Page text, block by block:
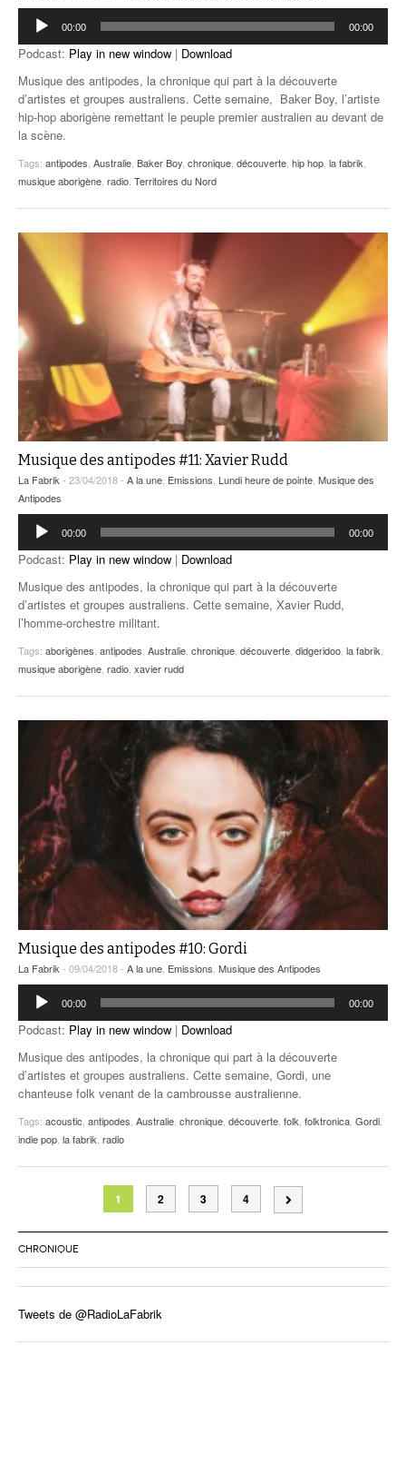
Lecteur
audio
00:00 00:00
Podcast: Play in new window | Download
Musique des antipodes, la chronique qui part à la découverte
d’artistes et groupes australiens. Cette semaine, Baker Boy, l’artiste
hip-hop aborigène remettant le peuple premier australien au devant de
la scène.
Tags: antipodes Australie Baker Boy chronique découverte hip hop la fabrik
musique aborigène radio Territoires du Nord
Musique des antipodes #11: Xavier Rudd
La Fabrik- 23/04/2018 - A la une, Emissions, Lundi heure de pointe, Musique des
Antipodes
Lecteur
audio
00:00 00:00
Podcast: Play in new window | Download
Musique des antipodes, la chronique qui part à la découverte
d’artistes et groupes australiens. Cette semaine, Xavier Rudd,
l’homme-orchestre militant.
Tags: aborigènes, antipodes, Australie, chronique, découverte, didgeridoo, la fabrik,
musique aborigène, radio, xavier rudd
Musique des antipodes #10: Gordi
La Fabrik - 09/04/2018 - A la une Emissions Musique des Antipodes
Lecteur
audio
00:00 00:00
Podcast: Play in new window | Download
Musique des antipodes, la chronique qui part à la découverte
d’artistes et groupes australiens. Cette semaine, Gordi, une
chanteuse folk venant de la cambrousse australienne.
Tags: acoustic antipodes Australie chronique découverte folk folktronica Gordi
indie pop la fabrik radio
1 2 3 4
CHRONIQUE
Tweets de @RadioLaFabrik